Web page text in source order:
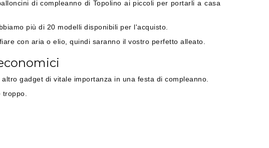
di compleanno di Topolino ai piccoli per portarli a casa
più di 20 modelli disponibili per l'acquisto.
con aria o elio, quindi saranno il vostro perfetto alleato.
gadget di vitale importanza in una festa di compleanno.